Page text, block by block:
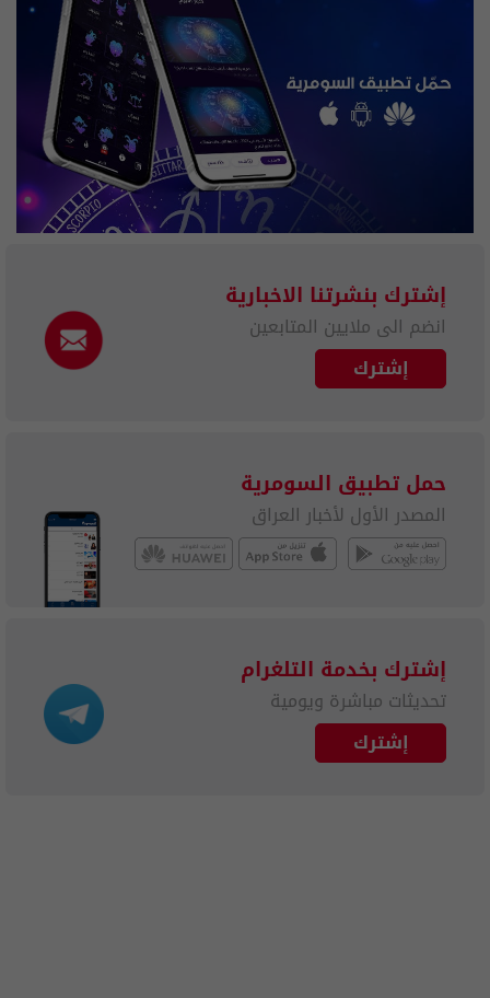
إشترك بنشرتنا الاخبارية
انضم الى ملايين المتابعين
إشترك
حمل تطبيق السومرية
المصدر الأول لأخبار العراق
إشترك بخدمة التلغرام
تحديثات مباشرة ويومية
إشترك